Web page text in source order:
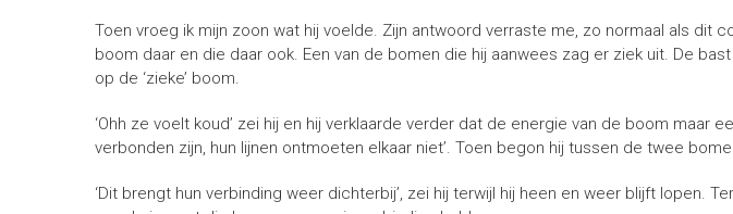
Toen vroeg ik mijn zoon wat hij voelde. Zijn antwoord verraste me, zo normaal als
boom daar en die daar ook. Een van de bomen die hij aanwees zag er ziek uit. De
op de ‘zieke’ boom.
‘Ohh ze voelt koud’ zei hij en hij verklaarde verder dat de energie van de boom maar
verbonden zijn, hun lijnen ontmoeten elkaar niet’. Toen begon hij tussen de twee
‘Dit brengt hun verbinding weer dichterbij’, zei hij terwijl hij heen en weer blijft lopen.